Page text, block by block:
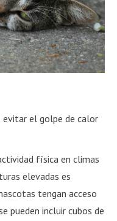
evitar el golpe de calor
física en climas
elevadas es
tengan acceso
pueden incluir cubos de